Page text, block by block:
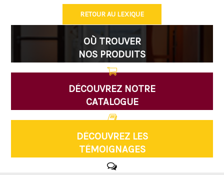
RETOUR AU LEXIQUE
OÙ TROUVER
NOS PRODUITS
DÉCOUVREZ NOTRE
CATALOGUE
DÉCOUVREZ LES
TÉMOIGNAGES